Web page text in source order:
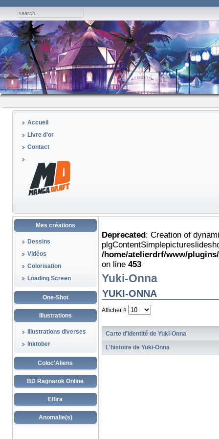
Accueil
Livre d'or
Contact
Mes créations
Dessins
Vidéos
Colorisation
Loading Screen
One-Shot
Illustrations
Illustrations diverses
Inktober
Coloc'Aliens
BD Ragnarok Online
Elfira
Anomalie(s)
Deprecated: Creation of
/home/atelierdrf/www/
on line 453
Yuki-Onna
YUKI-ONNA
Afficher #
Carte d'identité de Yuki-Onna
L'histoire de Yuki-Onna